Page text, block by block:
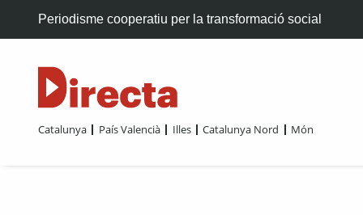
Periodisme cooperatiu per la transformació social
Catalunya País Valencià Illes Catalunya Nord Món